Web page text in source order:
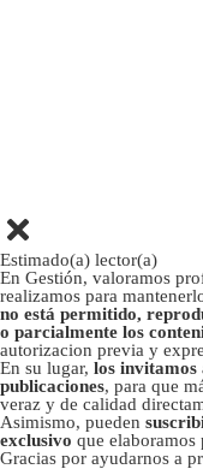
Estimado(a) lector(a)
En Gestión, valoramos
realizamos para
no está permitido,
o parcialmente los
autorizacion previa y
En su lugar, los invitamos
publicaciones, para que
veraz y de calidad
Asimismo, pueden
exclusivo que elaboramos
Gracias por ayudarnos a